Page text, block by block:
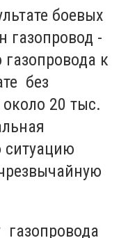
боевых
газопровод -
газопровода к
без
20 тыс.
ситуацию
газопровода